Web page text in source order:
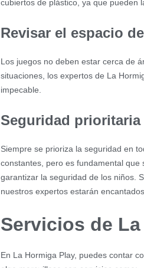
cubiertos de plástico, ya que pueden
Revisar el espacio
Los juegos no deben estar cerca de
situaciones, los expertos de La
impecable.
Seguridad
Siempre se prioriza la seguridad en
constantes, pero es fundamental
garantizar la seguridad de los niños.
nuestros expertos estarán
Servicios de
En La Hormiga Play, puedes contar